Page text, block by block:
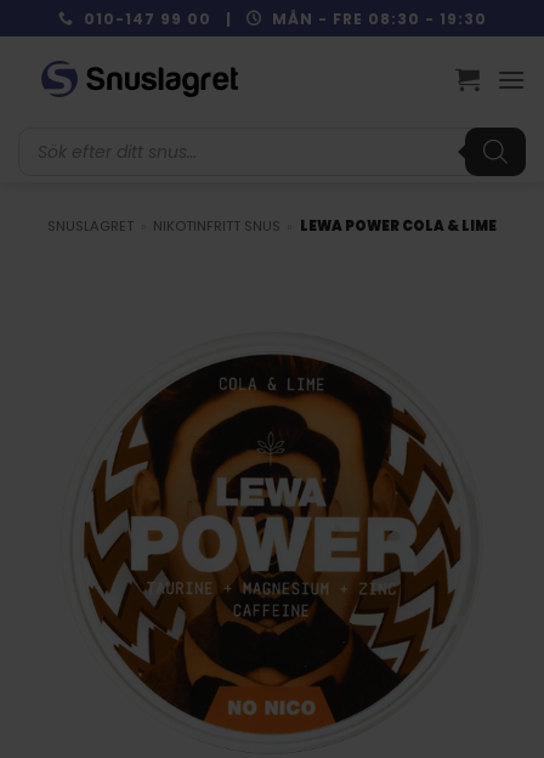
to
content
010-147 99 00 | MÅN - FRE 08:30 - 19:30
SNUSLAGRET NIKOTINFRITT SNUS LEWA POWER COLA & LIME